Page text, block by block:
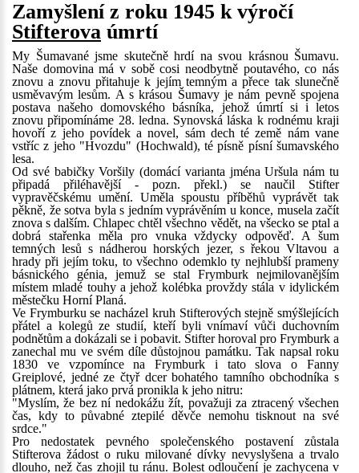
Zamyšlení z roku 1945 k výročí
Stifterova úmrtí
My Šumavané jsme skutečně hrdí na svou krásnou Šumavu.
Naše domovina má v sobě cosi neodbytně poutavého, co nás
znovu a znovu přitahuje k jejím temným a přece tak slunečně
usměvavým lesům. A s krásou Šumavy je nám pevně spojena
postava našeho domovského básníka, jehož úmrtí si i letos
znovu připomínáme 28. ledna. Synovská láska k rodnému kraji
hovoří z jeho povídek a novel, sám dech té země nám vane
vstříc z jeho "Hvozdu" (Hochwald), té písně písní šumavského
lesa.
Od své babičky Voršily (domácí varianta jména Uršula nám tu
připadá přiléhavější - pozn. překl.) se naučil Stifter
vypravěčskému umění. Uměla spoustu příběhů vyprávět tak
pěkně, že sotva byla s jedním vyprávěním u konce, musela začít
znova s dalším. Chlapec chtěl všechno vědět, na všecko se ptal a
dobrá stařenka měla pro vnuka vždycky odpověď. A šum
temných lesů s nádherou horských jezer, s řekou Vltavou a
hrady při jejím toku, to všechno odemklo ty nejhlubší prameny
básnického génia, jemuž se stal Frymburk nejmilovanějším
místem mladé touhy a jehož kolébka provždy stála v idylickém
městečku Horní Planá.
Ve Frymburku se nacházel kruh Stifterových stejně smýšlejících
přátel a kolegů ze studií, kteří byli vnímaví vůči duchovním
podnětům a dokázali se i pobavit. Stifter horoval pro Frymburk a
zanechal mu ve svém díle důstojnou památku. Tak napsal roku
1830 ve vzpomínce na Frymburk i tato slova o Fanny
Greiplové, jedné ze čtyř dcer bohatého tamního obchodníka s
plátnem, která jako prvá pronikla k jeho nitru:
"Myslím, že bez ní nedokážu žít, považuji za ztracený všechen
čas, kdy to půvabné ztepilé děvče nemohu tisknout na své
srdce."
Pro nedostatek pevného společenského postavení zůstala
Stifterova žádost o ruku milované dívky nevyslyšena a trvalo
dlouho, než čas zhojil tu ránu. Bolest odloučení je zachycena v